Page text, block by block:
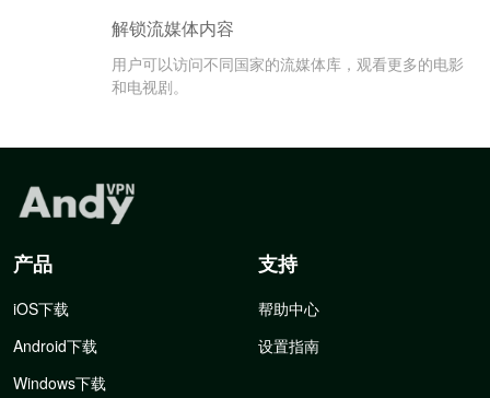
解锁流媒体内容
用户可以访问不同国家的流媒体库，观看更多的电影
和电视剧。
产品
iOS下载
Android下载
Windows下载
支持
帮助中心
设置指南